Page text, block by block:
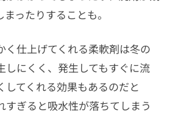
ったりすることも。
く仕上げてくれる柔軟剤は冬の
しにくく、発生してもすぐに流
してくれる効果もあるのだと
すぎると吸水性が落ちてしまう